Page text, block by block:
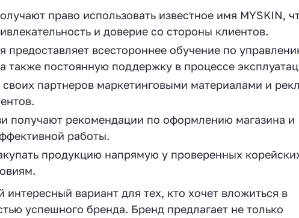
право использовать известное имя MYSKIN,
и доверие со стороны клиентов.
предоставляет всестороннее обучение по
также постоянную поддержку в процессе
своих партнеров маркетинговыми материалами и
получают рекомендации по оформлению магазина и
работы.
продукцию напрямую у проверенных
вариант для тех, кто хочет вложиться в
успешного бренда. Бренд предлагает не только